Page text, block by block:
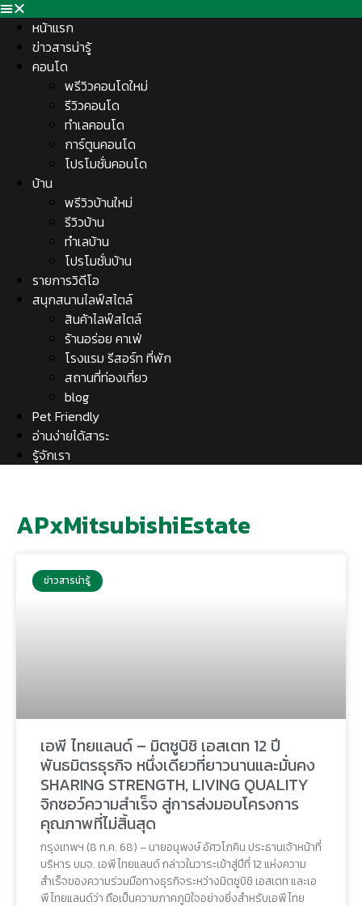
หน้าแรก
ข่าวสารน่ารู้
คอนโด
พรีวิวคอนโดใหม่
รีวิวคอนโด
ทำเลคอนโด
การ์ตูนคอนโด
โปรโมชั่นคอนโด
บ้าน
พรีวิวบ้านใหม่
รีวิวบ้าน
ทำเลบ้าน
โปรโมชั่นบ้าน
รายการวิดีโอ
สนุกสนานไลฟ์สไตล์
สินค้าไลฟ์สไตล์
ร้านอร่อย คาเฟ่
โรงแรม รีสอร์ท ที่พัก
สถานที่ท่องเที่ยว
blog
Pet Friendly
อ่านง่ายได้สาระ
รู้จักเรา
APxMitsubishiEstate
ข่าวสารน่ารู้
เอพี ไทยแลนด์ – มิตซูบิชิ เอสเตท 12 ปี
พันธมิตรธุรกิจ หนึ่งเดียวที่ยาวนานและมั่นคง
SHARING STRENGTH, LIVING QUALITY
จิกซอว์ความสำเร็จ สู่การส่งมอบโครงการ
คุณภาพที่ไม่สิ้นสุด
กรุงเทพฯ (8 ก.ค. 68) – นายอนุพงษ์ อัศวโภคิน ประธานเจ้าหน้าที่
บริหาร บมจ. เอพี ไทยแลนด์ กล่าวในวาระเข้าสู่ปีที่ 12 แห่งความ
สำเร็จของความร่วมมือทางธุรกิจระหว่างมิตซูบิชิ เอสเตท และเอ
พี ไทยแลนด์ว่า ถือเป็นความภาคภูมิใจอย่างยิ่งสำหรับเอพี ไทย